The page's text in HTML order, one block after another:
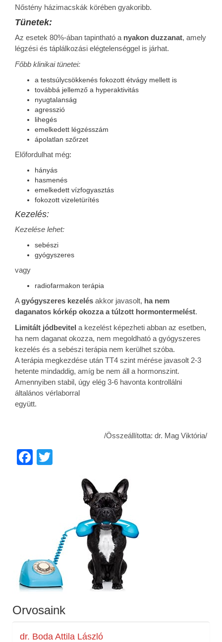
Nőstény házimacskák körében gyakoribb.
Tünetek:
Az esetek 80%-ában tapintható a nyakon duzzanat, amely
légzési és táplálkozási elégtelenséggel is járhat.
Főbb klinikai tünetei:
a testsúlycsökkenés fokozott étvágy mellett is
továbbá jellemző a hyperaktivitás
nyugtalanság
agresszió
lihegés
emelkedett légzésszám
ápolatlan szőrzet
Előfordulhat még:
hányás
hasmenés
emelkedett vízfogyasztás
fokozott vizeletürítés
Kezelés:
Kezelése lehet:
sebészi
gyógyszeres
vagy
radiofarmakon terápia
Agyógyszeres kezelés akkor javasolt, ha nem
daganatos kórkép okozza a túlzott hormontermelést.
Limitált jódbevitel a kezelést képezheti abban az esetben,
ha nem daganat okozza, nem megoldható a gyógyszeres
kezelés és a sebészi terápia nem kerülhet szóba.
A terápia megkezdése után TT4 szint mérése javasolt 2-3
hetente mindaddig, amíg be nem áll a hormonszint.
Amennyiben stabil, úgy elég 3-6 havonta kontrollálni
általános vérlaborral
együtt.
/Összeállította: dr. Mag Viktória/
Facebook
Orvosaink
dr. Boda Attila László